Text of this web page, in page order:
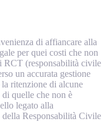
di affiancare alla
per quei costi che non
RCT (responsabilità civile
un accurata gestione
ritenzione di alcune
di quelle che non è
legato alla
Responsabilità Civile